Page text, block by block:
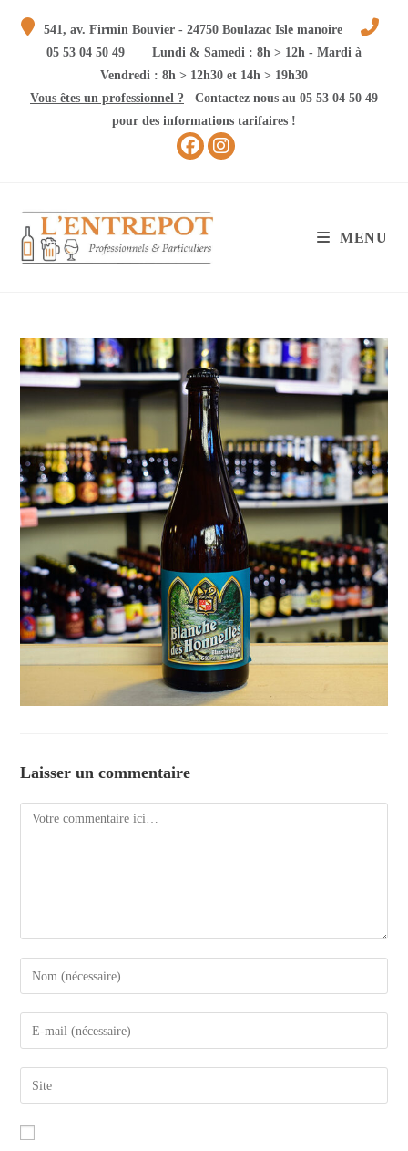
541, av. Firmin Bouvier - 24750 Boulazac Isle manoire
05 53 04 50 49
Lundi & Samedi : 8h > 12h - Mardi à
Vendredi : 8h > 12h30 et 14h > 19h30
Vous êtes un professionnel ? Contactez nous au 05 53 04 50 49
pour des informations tarifaires !
MENU
Laisser un commentaire
Comment
Enter
your
name
comment
Enter
your
email
address
comment
Saisir
l’URL
de